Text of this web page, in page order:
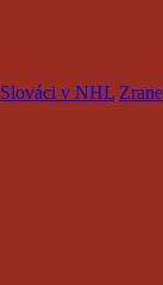
Slováci v NHL